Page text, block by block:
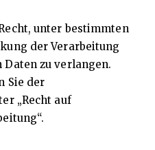
unter bestimmten
der Verarbeitung
zu verlangen.
Sie der
„Recht auf